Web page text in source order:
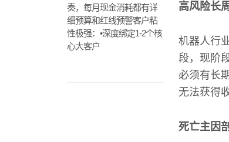
奏，每月现金消耗都有详
细预算和红线预警客户粘
性极强：•深度绑定1-2个核
心大客户
高风险长
机器人行
段，现阶
必须有长
无法获得
死亡主因